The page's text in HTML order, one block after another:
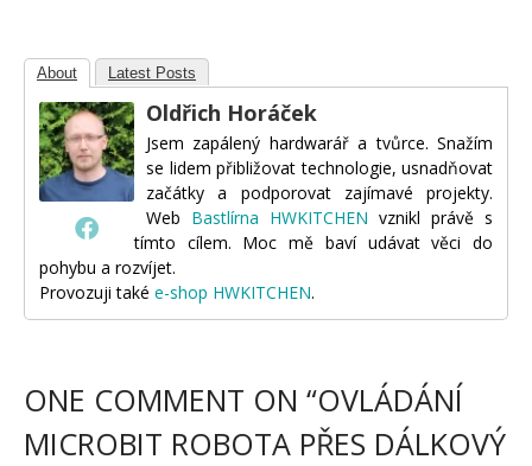
About Latest Posts
Oldřich Horáček
Jsem zapálený hardwarář a tvůrce. Snažím
se lidem přibližovat technologie, usnadňovat
začátky a podporovat zajímavé projekty.
Web Bastlírna HWKITCHEN vznikl právě s
tímto cílem. Moc mě baví udávat věci do
pohybu a rozvíjet.
Provozuji také e-shop HWKITCHEN.
ONE COMMENT ON “OVLÁDÁNÍ
MICROBIT ROBOTA PŘES DÁLKOVÝ